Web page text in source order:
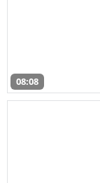
08:08